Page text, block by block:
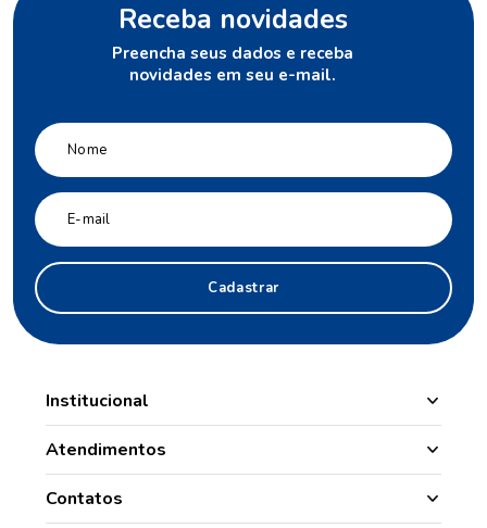
Receba novidades
Preencha seus dados e receba
novidades em seu e-mail.
Cadastrar
Institucional
Manipulação
Quem Somos
Atendimentos
Nossas Lojas
Contatos